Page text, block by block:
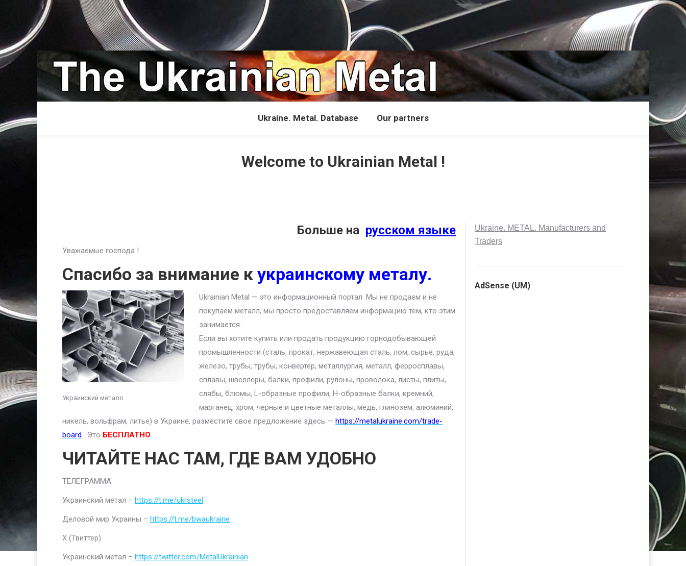
Ukraine. Metal. Database Our partners
Welcome to Ukrainian Metal !
Больше на русском языке
Уважаемые господа !
Спасибо за внимание к украинскому металу.
Украинский металл
Ukrainian Metal — это информационный портал. Мы не продаем и не
покупаем металл, мы просто предоставляем информацию тем, кто этим
занимается.
Если вы хотите купить или продать продукцию горнодобывающей
промышленности (сталь, прокат, нержавеющая сталь, лом, сырье, руда,
железо, трубы, трубы, конвертер, металлургия, металл, ферросплавы,
сплавы, швеллеры, балки, профили, рулоны, проволока, листы, плиты,
слябы, блюмы, L-образные профили, H-образные балки, кремний,
марганец, хром, черные и цветные металлы, медь, глинозем, алюминий,
никель, вольфрам, литье) в Украине, разместите свое предложение здесь — https://metalukraine.com/trade-
board . Это БЕСПЛАТНО .
ЧИТАЙТЕ НАС ТАМ, ГДЕ ВАМ УДОБНО
ТЕЛЕГРАММА
Украинский метал – https://t.me/ukrsteel
Деловой мир Украины – https://t.me/bwaukraine
Х (Твиттер)
Украинский метал – https://twitter.com/MetalUkrainian
Ukraine. METAL. Manufacturers and
Traders
AdSense (UM)